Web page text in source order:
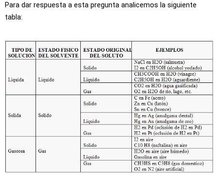
Para dar respuesta a esta pregunta analicemos la siguiente
tabla: